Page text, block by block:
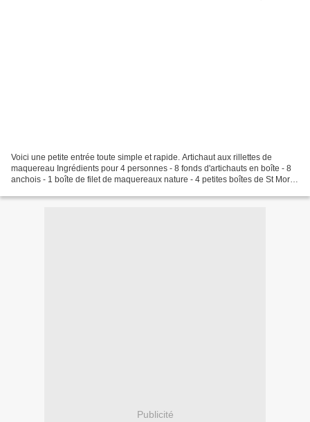
Voici une petite entrée toute simple et rapide. Artichaut aux rillettes de
maquereau Ingrédients pour 4 personnes - 8 fonds d'artichauts en boîte - 8
anchois - 1 boîte de filet de maquereaux nature - 4 petites boîtes de St Moret
Publicité